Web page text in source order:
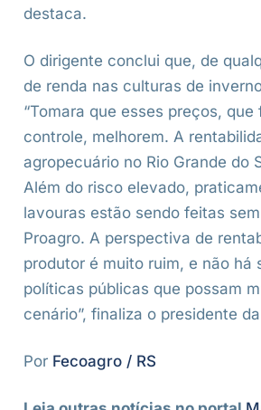
destaca.
O dirigente conclui que, de
de renda nas culturas de
“Tomara que esses preços,
controle, melhorem. A
agropecuário no Rio Grande do
Além do risco elevado,
lavouras estão sendo feitas
Proagro. A perspectiva de
produtor é muito ruim, e não há
políticas públicas que possam
cenário”, finaliza o presidente
Por Fecoagro / RS